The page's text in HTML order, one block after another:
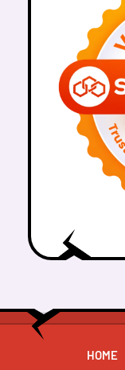
HOME